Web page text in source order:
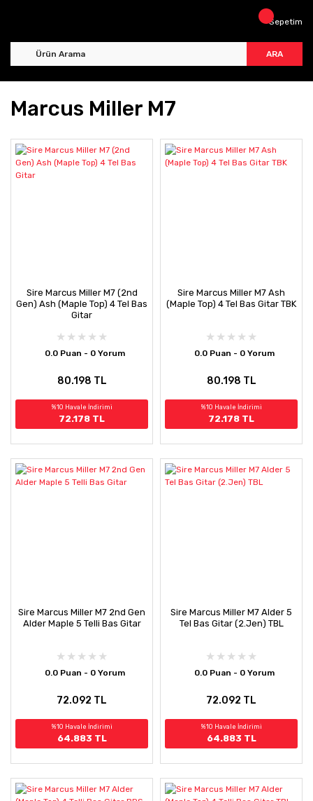
ARA
Sepetim
Marcus Miller M7
Sire Marcus Miller M7 (2nd
Gen) Ash (Maple Top) 4 Tel Bas
Gitar
0.0 Puan - 0 Yorum
80.198 TL
%10 Havale İndirimi
72.178 TL
Sire Marcus Miller M7 Ash
(Maple Top) 4 Tel Bas Gitar TBK
0.0 Puan - 0 Yorum
80.198 TL
%10 Havale İndirimi
72.178 TL
Sire Marcus Miller M7 2nd Gen
Alder Maple 5 Telli Bas Gitar
0.0 Puan - 0 Yorum
72.092 TL
%10 Havale İndirimi
64.883 TL
Sire Marcus Miller M7 Alder 5
Tel Bas Gitar (2.Jen) TBL
0.0 Puan - 0 Yorum
72.092 TL
%10 Havale İndirimi
64.883 TL